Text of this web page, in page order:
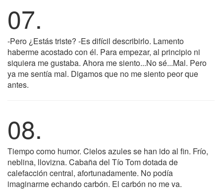
07.
-Pero ¿Estás triste? -Es difícil describirlo. Lamento
haberme acostado con él. Para empezar, al principio ni
siquiera me gustaba. Ahora me siento...No sé...Mal. Pero
ya me sentía mal. Digamos que no me siento peor que
antes.
08.
Tiempo como humor. Cielos azules se han ido al fin. Frío,
neblina, llovizna. Cabaña del Tío Tom dotada de
calefacción central, afortunadamente. No podía
imaginarme echando carbón. El carbón no me va.